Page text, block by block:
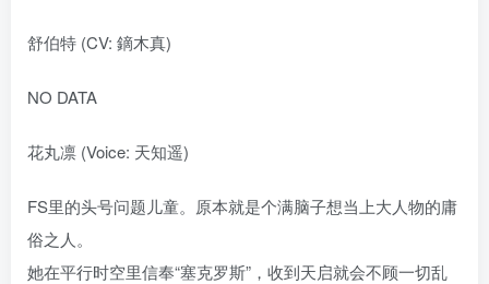
舒伯特 (CV: 鏑木真)
NO DATA
花丸凛 (Voice: 天知遥)
FS里的头号问题儿童。原本就是个满脑子想当上大人物的庸
俗之人。
她在平行时空里信奉“塞克罗斯”，收到天启就会不顾一切乱